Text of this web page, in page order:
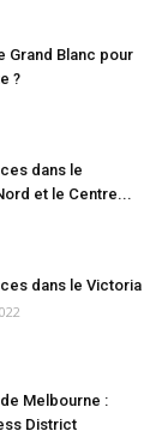
Grand Blanc pour
?
dans le
et le Centre...
dans le Victoria
Melbourne :
District